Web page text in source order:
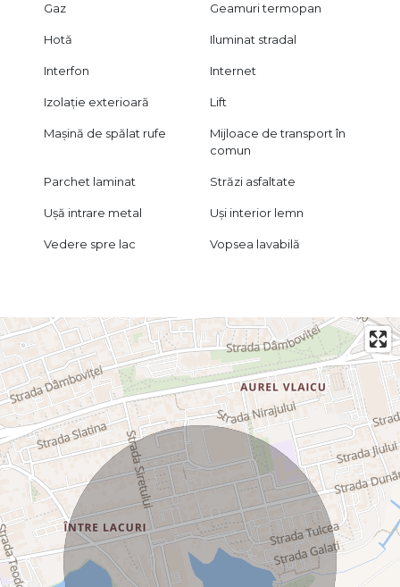
Gaz Geamuri termopan
Hotă Iluminat stradal
Interfon Internet
Izolație exterioară Lift
Mașină de spălat rufe
Mijloace de transport în
comun
Parchet laminat Străzi asfaltate
Ușă intrare metal Uși interior lemn
Vedere spre lac Vopsea lavabilă